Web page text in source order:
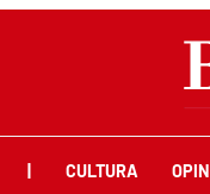
CULTURA